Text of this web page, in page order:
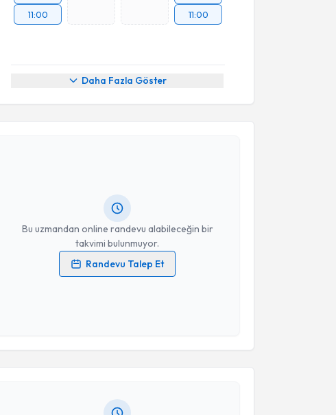
11:00
11:00
Daha Fazla Göster
Bu uzmandan online randevu alabileceğin bir
takvimi bulunmuyor.
Randevu Talep Et
Kişisel verilerimin işlenmesine ilişkinAydınlatma Metni
Takvim Talebini Gönder